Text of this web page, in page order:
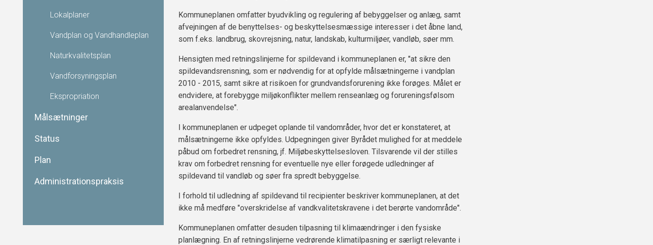
Lokalplaner
Vandplan og Vandhandleplan
Naturkvalitetsplan
Vandforsyningsplan
Ekspropriation
Målsætninger
Status
Plan
Administrationspraksis
Kommuneplanen omfatter byudvikling og regulering af bebyggelser og anlæg, samt
afvejningen af de benyttelses- og beskyttelsesmæssige interesser i det åbne land,
som f.eks. landbrug, skovrejsning, natur, landskab, kulturmiljøer, vandløb, søer mm.
Hensigten med retningslinjerne for spildevand i kommuneplanen er, "at sikre den
spildevandsrensning, som er nødvendig for at opfylde målsætningerne i vandplan
2010 - 2015, samt sikre at risikoen for grundvandsforurening ikke forøges. Målet er
endvidere, at forebygge miljøkonflikter mellem renseanlæg og forureningsfølsom
arealanvendelse".
I kommuneplanen er udpeget oplande til vandområder, hvor det er konstateret, at
målsætningerne ikke opfyldes. Udpegningen giver Byrådet mulighed for at meddele
påbud om forbedret rensning, jf. Miljøbeskyttelsesloven. Tilsvarende vil der stilles
krav om forbedret rensning for eventuelle nye eller forøgede udledninger af
spildevand til vandløb og søer fra spredt bebyggelse.
I forhold til udledning af spildevand til recipienter beskriver kommuneplanen, at det
ikke må medføre "overskridelse af vandkvalitetskravene i det berørte vandområde".
Kommuneplanen omfatter desuden tilpasning til klimaændringer i den fysiske
planlægning. En af retningslinjerne vedrørende klimatilpasning er særligt relevante i